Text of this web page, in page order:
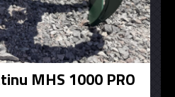
MHS 1000 PRO